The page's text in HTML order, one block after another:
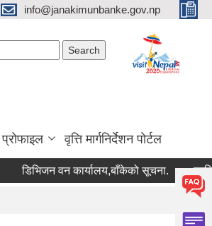
info@janakimunbanke.gov.np
प्रोफाइल वृत्ति मार्गनिर्देशन पोर्टल
डिभिजन वन कार्यालय,बाँकेको सूचना.